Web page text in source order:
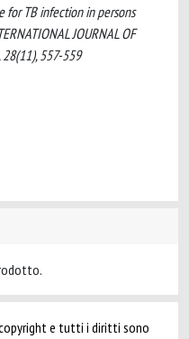
for TB infection in persons
JOURNAL OF
28(11), 557-559
e tutti i diritti sono